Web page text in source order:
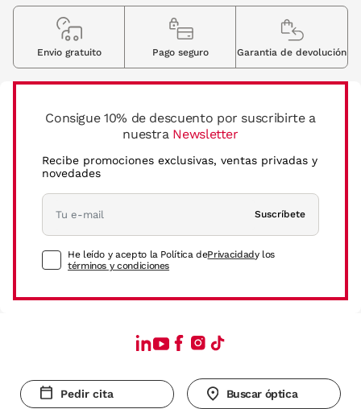
Consigue 10% de descuento por suscribirte a
nuestra Newsletter
Recibe promociones exclusivas, ventas privadas y
novedades
Suscríbete
He leído y acepto la Política dePrivacidady los
términos y condiciones
Envio gratuito Pago seguro Garantia de devolución
Pedir cita Buscar óptica